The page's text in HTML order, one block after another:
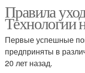
Правила
Технологии
Первые успешные
предприняты в
20 лет назад.